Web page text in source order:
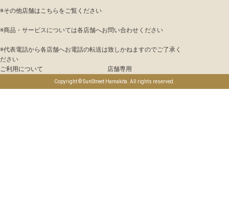
※その他店舗はこちら をご覧ください
※商品・サービスについては各店舗へお問い合わせください
※代表電話から各店舗へお電話の転送は致しかねますのでご了承く
ださい
ご利用について 店舗専用
Copyright © SunStreet Hamakita. All rights reserved.